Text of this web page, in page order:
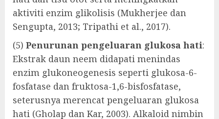
aktiviti enzim glikolisis (Mukherjee dan
Sengupta, 2013; Tripathi et al., 2017).
(5) Penurunan pengeluaran glukosa hati:
Ekstrak daun neem didapati menindas
enzim glukoneogenesis seperti glukosa-6-
fosfatase dan fruktosa-1,6-bisfosfatase,
seterusnya merencat pengeluaran glukosa
hati (Gholap dan Kar, 2003). Alkaloid nimbin